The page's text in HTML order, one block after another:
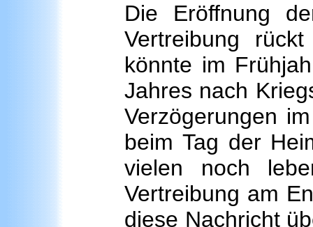
Die Eröffnung
Vertreibung
könnte im
Jahres nach
Verzögerungen
beim Tag der
vielen noch
Vertreibung am
diese Nachricht